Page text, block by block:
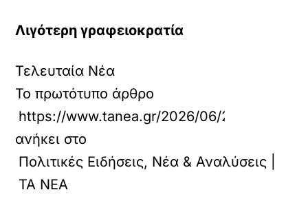
Λιγότερη γραφειοκρατία
Τελευταία Νέα
Το πρωτότυπο άρθρο
https://www.tanea.gr/2026/06/28/politics/
ανήκει στο
Πολιτικές Ειδήσεις, Νέα & Αναλύσεις |
ΤΑ ΝΕΑ